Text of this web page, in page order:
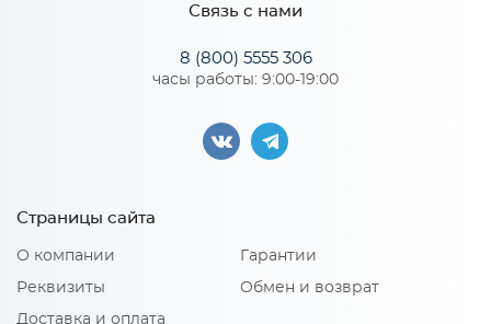
Количество упаковок: 1
Связь с нами
8 (800) 5555 306
часы работы: 9:00-19:00
Страницы сайта
О компании
Реквизиты
Доставка и оплата
Гарантии
Обмен и возврат